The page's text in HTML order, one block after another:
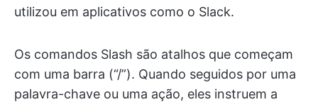
utilizou em aplicativos como o Slack.
Os comandos Slash são atalhos que começam
com uma barra (“/”). Quando seguidos por uma
palavra-chave ou uma ação, eles instruem a